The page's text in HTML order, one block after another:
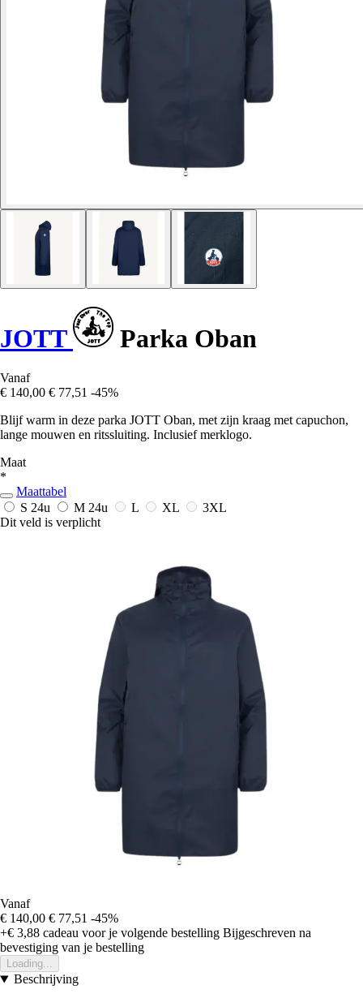
JOTT Parka Oban
Vanaf
€ 140,00 € 77,51 -45%
Blijf warm in deze parka JOTT Oban, met zijn kraag met capuchon,
lange mouwen en ritssluiting. Inclusief merklogo.
Maat
*
Maattabel
S 24u M 24u L XL
3XL
Dit veld is verplicht
Vanaf
€ 140,00 € 77,51 -45%
+€ 3,88 cadeau voor je volgende bestelling Bijgeschreven na
bevestiging van je bestelling
Loading...
Beschrijving